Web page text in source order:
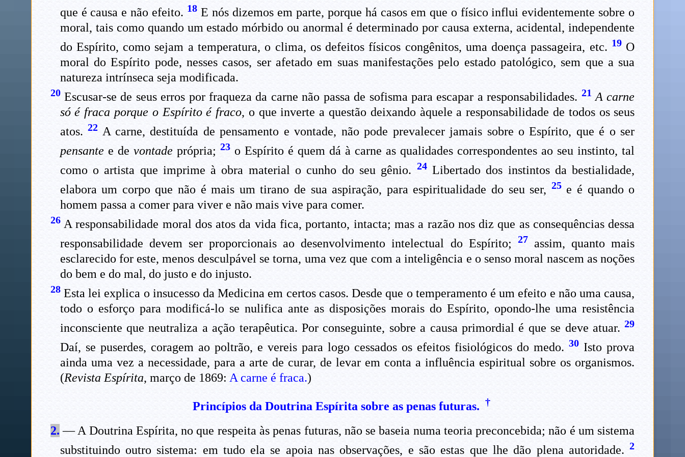
que é causa e não efeito. 18 E nós dizemos em parte, porque há casos em que o físico influi evidentemente sobre o
moral, tais como quando um estado mórbido ou anormal é determinado por causa externa, acidental, independente
do Espírito, como sejam a temperatura, o clima, os defeitos físicos congênitos, uma doença passageira, etc. 19 O
moral do Espírito pode, nesses casos, ser afetado em suas manifestações pelo estado patológico, sem que a sua
natureza intrínseca seja modificada.
20Escusar-se de seus erros por fraqueza da carne não passa de sofisma para escapar a responsabilidades. 21 A carne
só é fraca porque o Espírito é fraco, o que inverte a questão deixando àquele a responsabilidade de todos os seus
atos.22 A carne, destituída de pensamento e vontade, não pode prevalecer jamais sobre o Espírito, que é o ser
pensante e de vontade própria; 23o Espírito é quem dá à carne as qualidades correspondentes ao seu instinto, tal
como o artista que imprime à obra material o cunho do seu gênio. 24Libertado dos instintos da bestialidade,
elabora um corpo que não é mais um tirano de sua aspiração, para espiritualidade do seu ser, 25e é quando o
homem passa a comer para viver e não mais vive para comer.
26A responsabilidade moral dos atos da vida fica, portanto, intacta; mas a razão nos diz que as consequências dessa
responsabilidade devem ser proporcionais ao desenvolvimento intelectual do Espírito; 27 assim, quanto mais
esclarecido for este, menos desculpável se torna, uma vez que com a inteligência e o senso moral nascem as noções
do bem e do mal, do justo e do injusto.
28Esta lei explica o insucesso da Medicina em certos casos. Desde que o temperamento é um efeito e não uma causa,
todo o esforço para modificá-lo se nulifica ante as disposições morais do Espírito, opondo-lhe uma resistência
inconsciente que neutraliza a ação terapêutica. Por conseguinte, sobre a causa primordial é que se deve atuar.29
Daí, se puserdes, coragem ao poltrão, e vereis para logo cessados os efeitos fisiológicos do medo.30 Isto prova
ainda uma vez a necessidade, para a arte de curar, de levar em conta a influência espiritual sobre os organismos.
(Revista Espírita, março de 1869: A carne é fraca.)
Princípios da Doutrina Espírita sobre as penas futuras. †
2. — A Doutrina Espírita, no que respeita às penas futuras, não se baseia numa teoria preconcebida; não é um sistema
substituindo outro sistema: em tudo ela se apoia nas observações, e são estas que lhe dão plena autoridade.2